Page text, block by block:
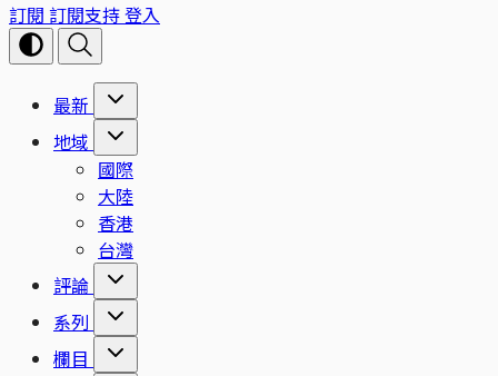
訂閱 訂閱支持登入
最新
地域
國際
大陸
香港
台灣
評論
系列
欄目